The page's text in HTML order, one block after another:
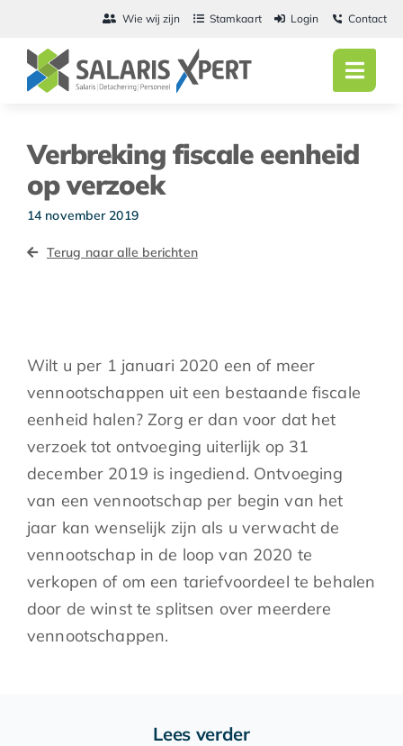
inhoud
Wie wij zijn Stamkaart Login Contact
Verbreking fiscale eenheid
op verzoek
14 november 2019
Terug naar alle berichten
Wilt u per 1 januari 2020 een of meer
vennootschappen uit een bestaande fiscale
eenheid halen? Zorg er dan voor dat het
verzoek tot ontvoeging uiterlijk op 31
december 2019 is ingediend. Ontvoeging
van een vennootschap per begin van het
jaar kan wenselijk zijn als u verwacht de
vennootschap in de loop van 2020 te
verkopen of om een tariefvoordeel te behalen
door de winst te splitsen over meerdere
vennootschappen.
Lees verder